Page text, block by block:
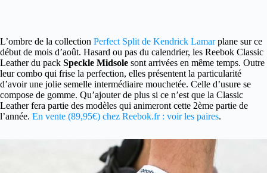
L’ombre de la collection Perfect Split de Kendrick Lamarplane sur ce
début de mois d’août. Hasard ou pas du calendrier, les Reebok Classic
Leather du pack Speckle Midsole sont arrivées en même temps. Outre
leur combo qui frise la perfection, elles présentent la particularité
d’avoir une jolie semelle intermédiaire mouchetée. Celle d’usure se
compose de gomme. Qu’ajouter de plus si ce n’est que la Classic
Leather fera partie des modèles qui animeront cette 2ème partie de
l’année. En vente (89,95€) chez Reebok.fr : voir les paires.